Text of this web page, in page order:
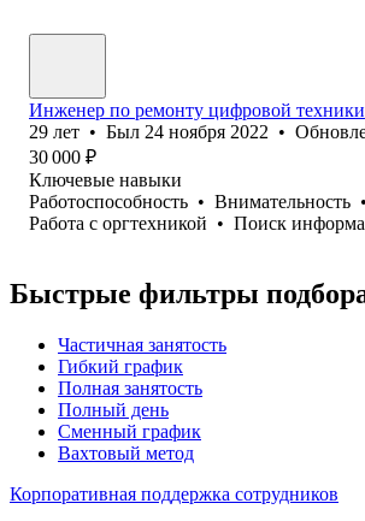
Инженер по ремонту цифровой техники
29 лет • Был 24 ноября 2022 •
30 000 ₽
Ключевые навыки
Работоспособность • Внимательность •
Работа с оргтехникой • Поиск
Быстрые фильтры
Частичная занятость
Гибкий график
Полная занятость
Полный день
Сменный график
Вахтовый метод
Корпоративная поддержка сотрудников